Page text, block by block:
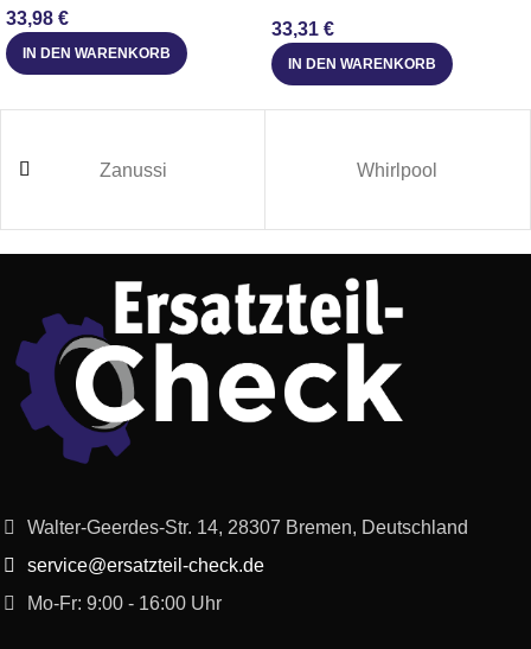
Kühlschrank
33,98 €
IN DEN WARENKORB
Kühlschrank
33,31 €
IN DEN WARENKORB
Zanussi Whirlpool
Walter-Geerdes-Str. 14, 28307 Bremen, Deutschland
service@ersatzteil-check.de
Mo-Fr: 9:00 - 16:00 Uhr